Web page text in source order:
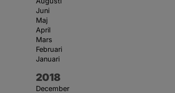
Juni
Maj
April
Mars
Februari
Januari
År:
2018
December